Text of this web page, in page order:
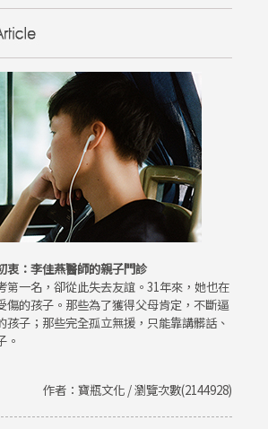
衷：李佳燕醫師的親子門診
第一名，卻從此失去友誼。31年來，她也在
傷的孩子。那些為了獲得父母肯定，不斷逼
孩子；那些完全孤立無援，只能靠講髒話、
。
作者：寶瓶文化 / 瀏覽次數(2144928)